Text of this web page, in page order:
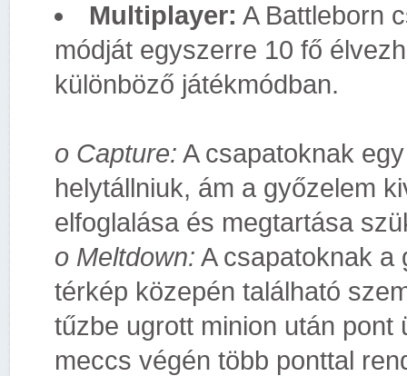
Multiplayer: A Battleborn
módját egyszerre 10 fő
különböző játékmódban.
o Capture: A csapatoknak
helytállniuk, ám a győzelem
elfoglalása és megtartása
o Meltdown: A csapatoknak a
térkép közepén található
tűzbe ugrott minion után pont
meccs végén több ponttal